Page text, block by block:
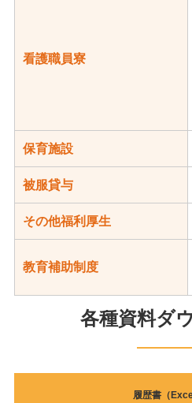
看護職員寮
保育施設
被服貸与
その他福利厚生
教育補助制度
各種資料ダ
履歴書（